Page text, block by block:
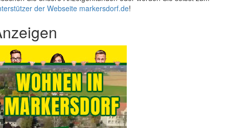
der Webseite markersdorf.de!